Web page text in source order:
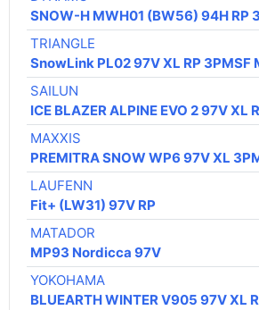
SNOW-H MWH01 (BW56) 94H RP
TRIANGLE
SnowLink PL02 97V XL RP 3PMSF
SAILUN
ICE BLAZER ALPINE EVO 2 97V XL
MAXXIS
PREMITRA SNOW WP6 97V XL
LAUFENN
Fit+ (LW31) 97V RP
MATADOR
MP93 Nordicca 97V
YOKOHAMA
BLUEARTH WINTER V905 97V XL